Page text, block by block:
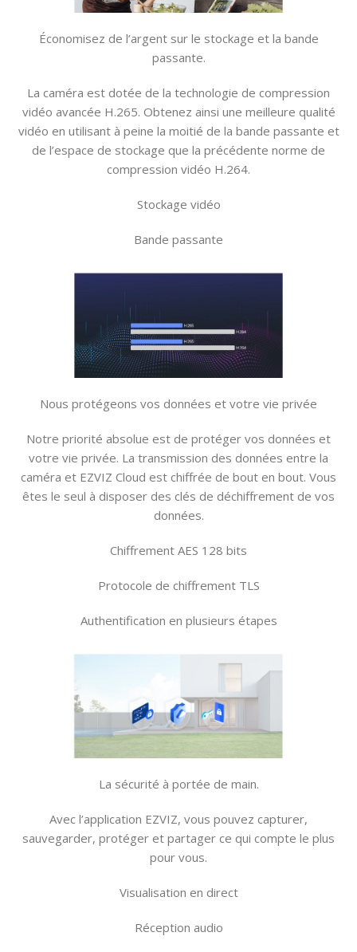
Économisez de l’argent sur le stockage et la bande
passante.
La caméra est dotée de la technologie de compression
vidéo avancée H.265. Obtenez ainsi une meilleure qualité
vidéo en utilisant à peine la moitié de la bande passante et
de l’espace de stockage que la précédente norme de
compression vidéo H.264.
Stockage vidéo
Bande passante
Nous protégeons vos données et votre vie privée
Notre priorité absolue est de protéger vos données et
votre vie privée. La transmission des données entre la
caméra et EZVIZ Cloud est chiffrée de bout en bout. Vous
êtes le seul à disposer des clés de déchiffrement de vos
données.
Chiffrement AES 128 bits
Protocole de chiffrement TLS
Authentification en plusieurs étapes
La sécurité à portée de main.
Avec l’application EZVIZ, vous pouvez capturer,
sauvegarder, protéger et partager ce qui compte le plus
pour vous.
Visualisation en direct
Réception audio